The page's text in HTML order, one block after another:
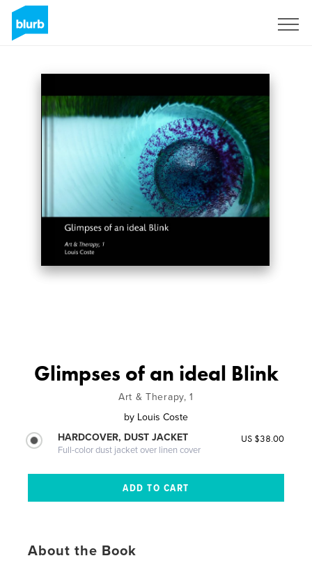
Glimpses of an ideal Blink
Art & Therapy, 1
by Louis Coste
HARDCOVER, DUST JACKET
Full-color dust jacket over linen cover
US $38.00
About the Book